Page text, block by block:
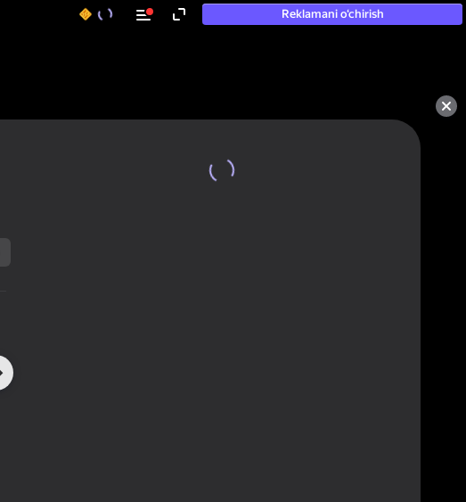
Reklamani o‘chirish
50+ eng yaxshi o‘yinlar, hatto
«o‘ynamaydigan» odamlar ham